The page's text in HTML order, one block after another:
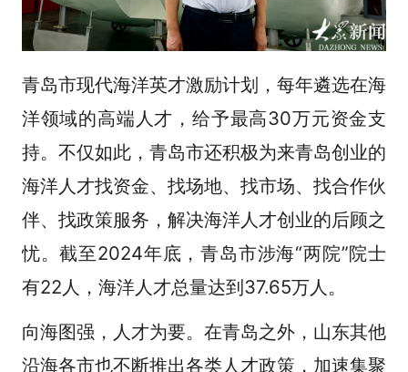
青岛市现代海洋英才激励计划，每年遴选在海
洋领域的高端人才，给予最高30万元资金支
持。不仅如此，青岛市还积极为来青岛创业的
海洋人才找资金、找场地、找市场、找合作伙
伴、找政策服务，解决海洋人才创业的后顾之
忧。截至2024年底，青岛市涉海“两院”院士
有22人，海洋人才总量达到37.65万人。
向海图强，人才为要。在青岛之外，山东其他
沿海各市也不断推出各类人才政策，加速集聚